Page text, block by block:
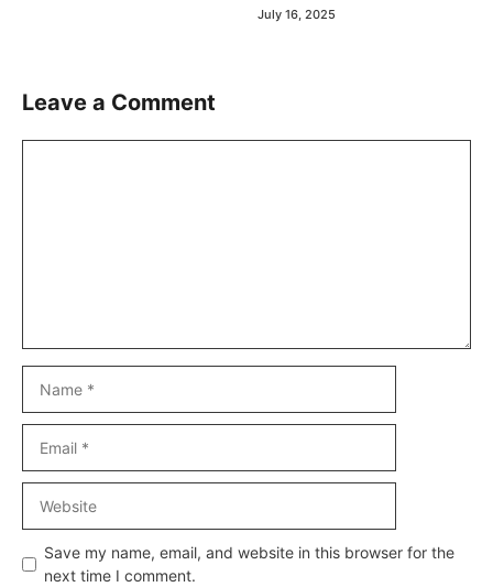
July 16, 2025
Leave a Comment
Save my name, email, and website in this browser for the
next time I comment.